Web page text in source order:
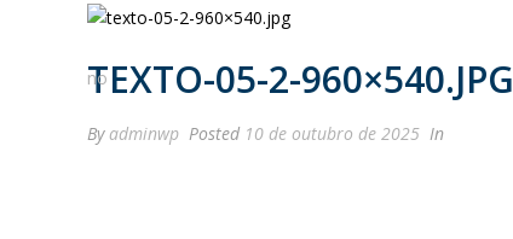
TEXTO-05-2-960×540.JPG
Byadminwp Posted 10 de outubro de 2025 In